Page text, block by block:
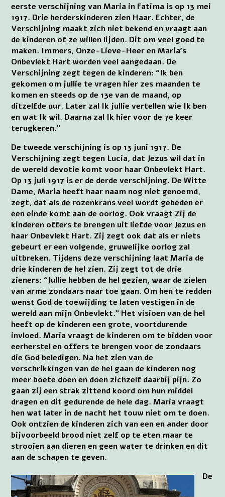
eerste verschijning van Maria in Fatima is op 13 mei
1917. Drie herderskinderen zien Haar. Echter, de
Verschijning maakt zich niet bekend en vraagt aan
de kinderen of ze willen lijden. Dit om veel goed te
maken. Immers, Onze-Lieve-Heer en Maria’s
Onbevlekt Hart worden veel aangedaan. De
Verschijning zegt tegen de kinderen: “Ik ben
gekomen om jullie te vragen hier zes maanden te
komen en steeds op de 13e van de maand, op
ditzelfde uur. Later zal Ik jullie vertellen wie Ik ben
en wat Ik wil. Daarna zal Ik hier voor de 7e keer
terugkeren.”
De tweede verschijning is op 13 juni 1917. De
Verschijning zegt tegen Lucia, dat Jezus wil dat in
de wereld devotie komt voor haar Onbevlekt Hart.
Op 13 juli 1917 is er de derde verschijning. De Witte
Dame, Maria heeft haar naam nog niet genoemd,
zegt, dat als de rozenkrans veel wordt gebeden er
een einde komt aan de oorlog. Ook vraagt Zij de
kinderen offers te brengen uit liefde voor Jezus en
haar Onbevlekt Hart. Zij zegt ook dat als er niets
gebeurt er een volgende, gruwelijke oorlog zal
uitbreken. Tijdens deze verschijning laat Maria de
drie kinderen de hel zien. Zij zegt tot de drie
zieners: “Jullie hebben de hel gezien, waar de zielen
van arme zondaars naar toe gaan. Om hen te redden
wenst God de toewijding te laten vestigen in de
wereld aan mijn Onbevlekt.” Het visioen van de hel
heeft op de kinderen een grote, voortdurende
invloed. Maria vraagt de kinderen om te bidden voor
eerherstel en offers te brengen voor de zondaars
die God beledigen. Na het zien van de
verschrikkingen van de hel gaan de kinderen nog
meer boete doen en doen zichzelf daarbij pijn. Zo
gaan zij een strak zittend koord om hun middel
dragen en dit gedurende de hele dag. Maria vraagt
hen wat later in de nacht het touw niet om te doen.
Ook ontzien de kinderen zich van een en ander door
bijvoorbeeld brood niet zelf op te eten maar te
strooien aan dieren en geen water te drinken en dit
aan de schapen te geven.
De